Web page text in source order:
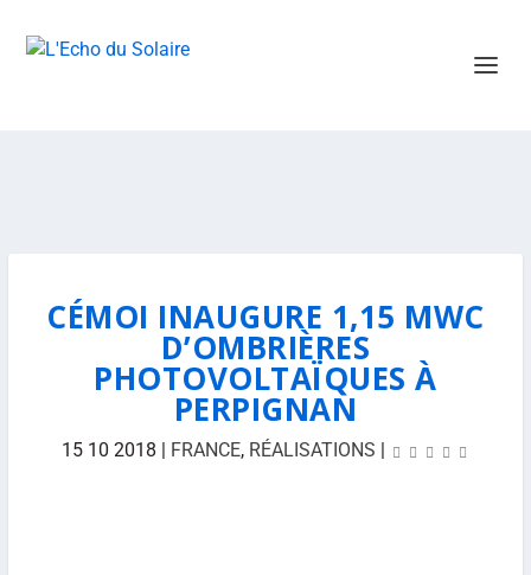
CÉMOI INAUGURE 1,15 MWC
D’OMBRIÈRES
PHOTOVOLTAÏQUES À
PERPIGNAN
15 10 2018 | FRANCE, RÉALISATIONS |